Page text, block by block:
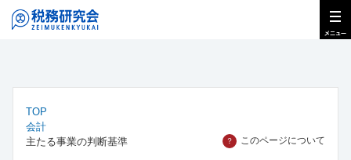
TOP
会計
主たる事業の判断基準
？ このページについて